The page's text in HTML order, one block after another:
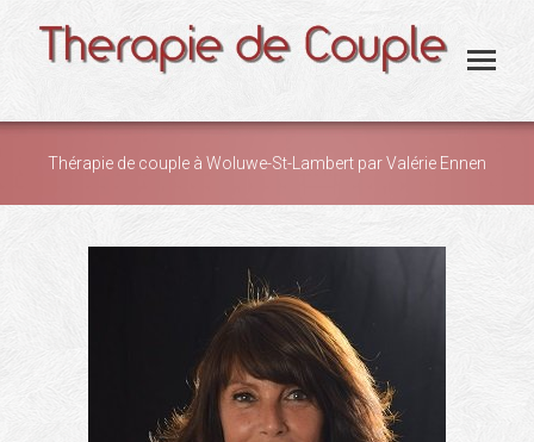
Thérapie de couple à Woluwe-St-Lambert par Valérie Ennen